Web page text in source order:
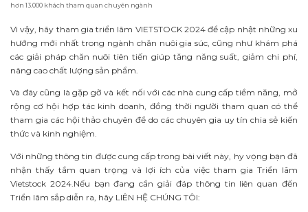
hơn 13.000 khách tham quan chuyên ngành
Vì vậy, hãy tham gia triển lãm VIETSTOCK 2024 để cập nhật những xu
hướng mới nhất trong ngành chăn nuôi gia súc, cũng như khám phá
các giải pháp chăn nuôi tiên tiến giúp tăng năng suất, giảm chi phí,
nâng cao chất lượng sản phẩm.
Và đây cũng là gặp gỡ và kết nối với các nhà cung cấp tiềm năng, mở
rộng cơ hội hợp tác kinh doanh, đồng thời người tham quan có thể
tham gia các hội thảo chuyên đề do các chuyên gia uy tín chia sẻ kiến
thức và kinh nghiệm.
Với những thông tin được cung cấp trong bài viết này, hy vọng bạn đã
nhận thấy tầm quan trọng và lợi ích của việc tham gia Triển lãm
Vietstock 2024.Nếu bạn đang cần giải đáp thông tin liên quan đến
Triển lãm sắp diễn ra, hãy LIÊN HỆ CHÚNG TÔI: